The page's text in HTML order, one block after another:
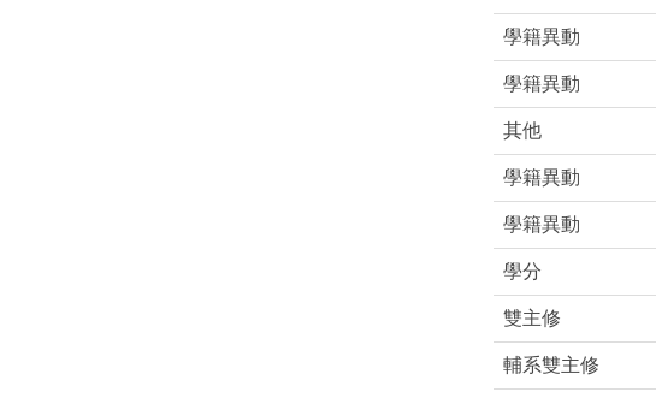
學籍異動
學籍異動
其他
學籍異動
學籍異動
學分
雙主修
輔系雙主修